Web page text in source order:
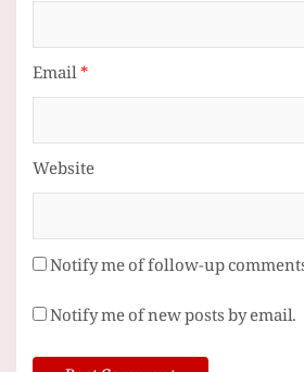
Email*
Website
Notify me of follow-up
Notify me of new posts by email.